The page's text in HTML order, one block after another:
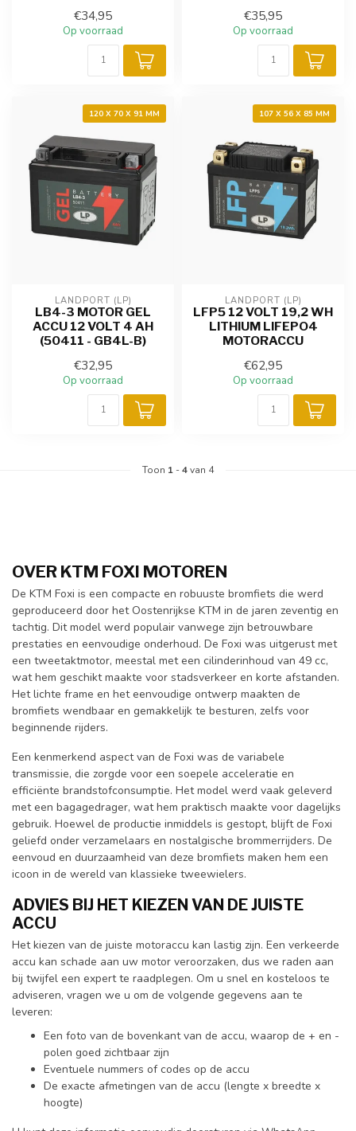
€34,95
Op voorraad
€35,95
Op voorraad
120 X 70 X 91 MM
LANDPORT (LP)
LB4-3 MOTOR GEL
ACCU 12 VOLT 4 AH
(50411 - GB4L-B)
€32,95
Op voorraad
107 X 56 X 85 MM
LANDPORT (LP)
LFP5 12 VOLT 19,2 WH
LITHIUM LIFEPO4
MOTORACCU
€62,95
Op voorraad
Toon 1 -4van 4
OVER KTM FOXI MOTOREN
De KTM Foxi is een compacte en robuuste bromfiets die werd
geproduceerd door het Oostenrijkse KTM in de jaren zeventig en
tachtig. Dit model werd populair vanwege zijn betrouwbare
prestaties en eenvoudige onderhoud. De Foxi was uitgerust met
een tweetaktmotor, meestal met een cilinderinhoud van 49 cc,
wat hem geschikt maakte voor stadsverkeer en korte afstanden.
Het lichte frame en het eenvoudige ontwerp maakten de
bromfiets wendbaar en gemakkelijk te besturen, zelfs voor
beginnende rijders.
Een kenmerkend aspect van de Foxi was de variabele
transmissie, die zorgde voor een soepele acceleratie en
efficiënte brandstofconsumptie. Het model werd vaak geleverd
met een bagagedrager, wat hem praktisch maakte voor dagelijks
gebruik. Hoewel de productie inmiddels is gestopt, blijft de Foxi
geliefd onder verzamelaars en nostalgische brommerrijders. De
eenvoud en duurzaamheid van deze bromfiets maken hem een
icoon in de wereld van klassieke tweewielers.
ADVIES BIJ HET KIEZEN VAN DE JUISTE
ACCU
Het kiezen van de juiste motoraccu kan lastig zijn. Een verkeerde
accu kan schade aan uw motor veroorzaken, dus we raden aan
bij twijfel een expert te raadplegen. Om u snel en kosteloos te
adviseren, vragen we u om de volgende gegevens aan te
leveren:
Een foto van de bovenkant van de accu, waarop de + en -
polen goed zichtbaar zijn
Eventuele nummers of codes op de accu
De exacte afmetingen van de accu (lengte x breedte x
hoogte)